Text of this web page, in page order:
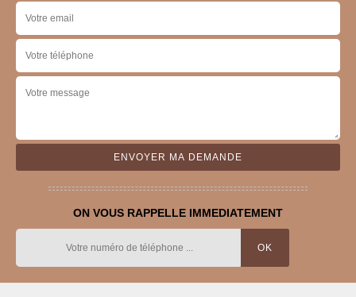
ON VOUS RAPPELLE IMMEDIATEMENT